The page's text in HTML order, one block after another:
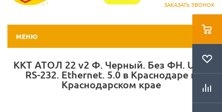
ЗАКАЗАТЬ ЗВОНОК
МЕНЮ
ККТ АТОЛ 22 v2 Ф. Черный. Без ФН. USB.
RS-232. Ethernet. 5.0 в Краснодаре и
Краснодарском крае